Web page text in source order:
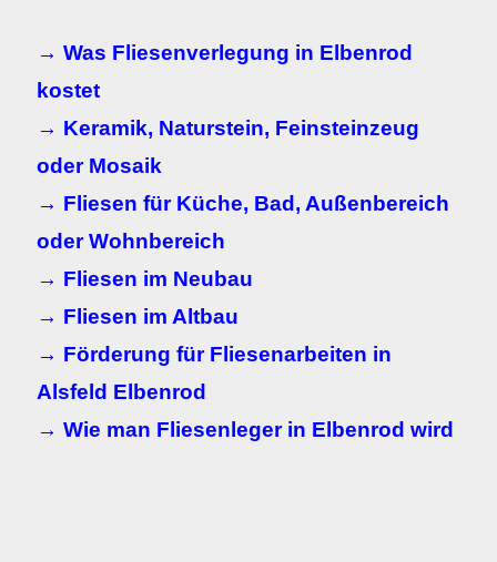
→ Was Fliesenverlegung in Elbenrod
kostet
→ Keramik, Naturstein, Feinsteinzeug
oder Mosaik
→ Fliesen für Küche, Bad, Außenbereich
oder Wohnbereich
→ Fliesen im Neubau
→ Fliesen im Altbau
→ Förderung für Fliesenarbeiten in
Alsfeld Elbenrod
→ Wie man Fliesenleger in Elbenrod wird